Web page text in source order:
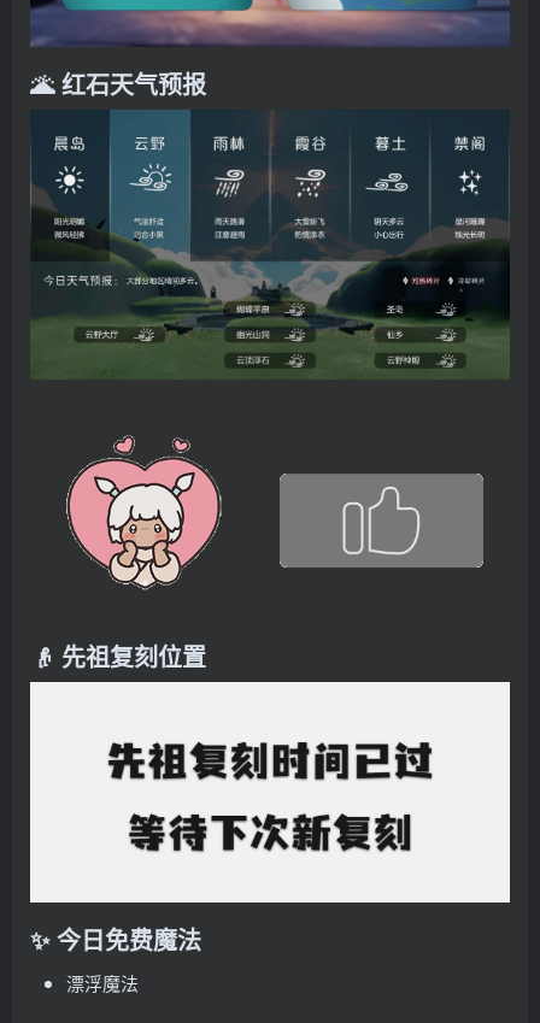
🌋 红石天气预报
👴 先祖复刻位置
✨ 今日免费魔法
漂浮魔法